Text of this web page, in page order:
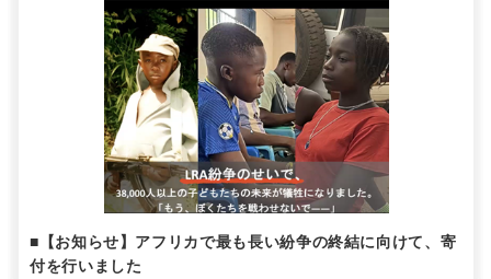
■【お知らせ】アフリカで最も長い紛争の終結に向けて、寄
付を行いました